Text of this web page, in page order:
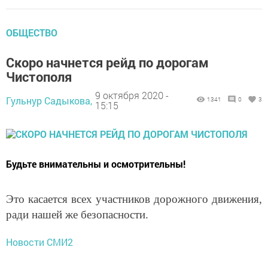
ОБЩЕСТВО
Скоро начнется рейд по дорогам
Чистополя
Гульнур Садыкова, 9 октября 2020 -
15:15
1341 0 3
Будьте внимательны и осмотрительны!
Это касается всех участников дорожного движения,
ради нашей же безопасности.
Новости СМИ2